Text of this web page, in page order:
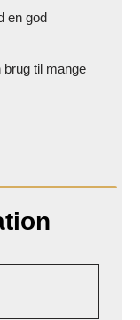
en god
til mange